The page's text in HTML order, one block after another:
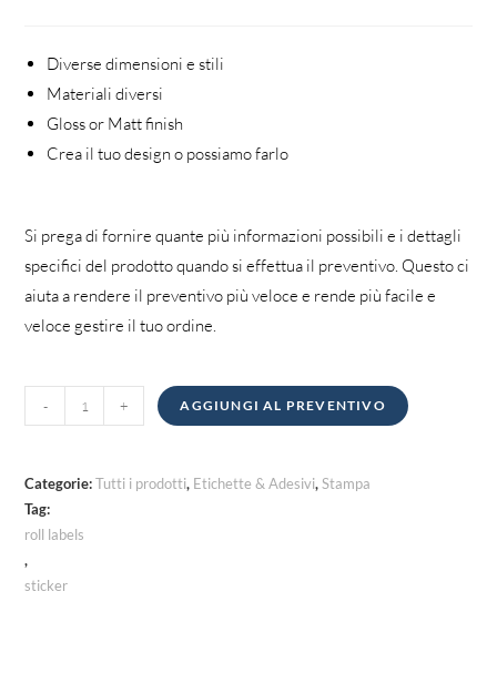
Diverse dimensioni e stili
Materiali diversi
Gloss or Matt finish
Crea il tuo design o possiamo farlo
Si prega di fornire quante più informazioni possibili e i dettagli
specifici del prodotto quando si effettua il preventivo. Questo ci
aiuta a rendere il preventivo più veloce e rende più facile e
veloce gestire il tuo ordine.
Etichette
a
quantità
- + AGGIUNGI AL PREVENTIVO
Categorie:Tutti i prodotti, Etichette & Adesivi,Stampa
Tag:
roll labels
,
sticker